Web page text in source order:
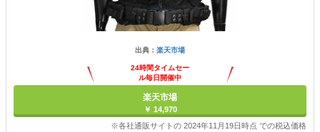
出典： 楽天市場
24時間タイムセー
ル毎日開催中
楽天市場
￥ 14,970
※各社通販サイトの 2024年11月19日時点 での税込価格